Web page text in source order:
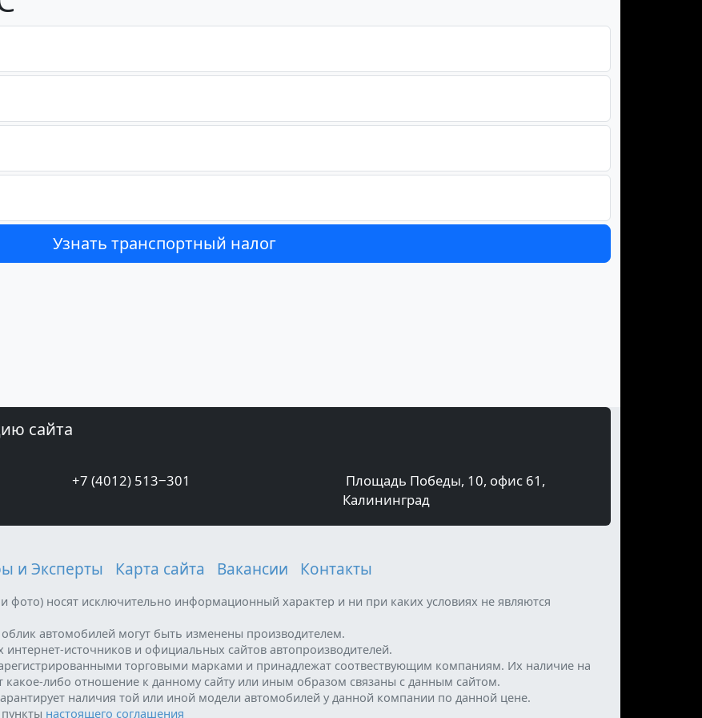
сайта
+7 (4012) 513‒301
Площадь Победы, 10, офис 61,
Калининград
и Эксперты Карта сайта Вакансии Контакты
фото) носят исключительно информационный характер и ни при каких условиях не являются
автомобилей могут быть изменены производителем.
источников и официальных сайтов автопроизводителей.
торговыми марками и принадлежат соотвествующим компаниям. Их наличие на
какое-либо отношение к данному сайту или иным образом связаны с данным сайтом.
наличия той или иной модели автомобилей у данной компании по данной цене.
настоящего соглашения